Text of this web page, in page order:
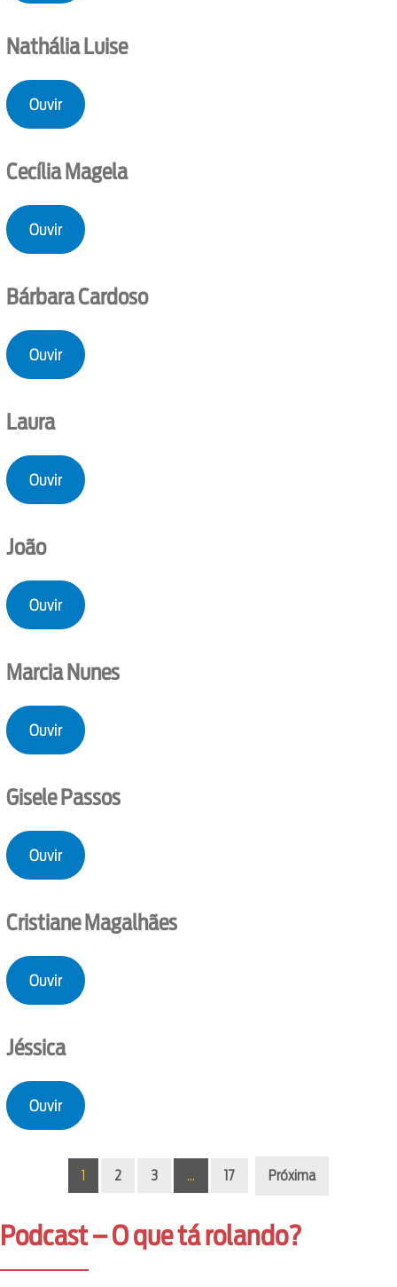
Nathália Luise
Ouvir
Cecília Magela
Ouvir
Bárbara Cardoso
Ouvir
Laura
Ouvir
João
Ouvir
Marcia Nunes
Ouvir
Gisele Passos
Ouvir
Cristiane Magalhães
Ouvir
Jéssica
Ouvir
1 2 3 … 17 Próxima
Podcast – O que tá rolando?